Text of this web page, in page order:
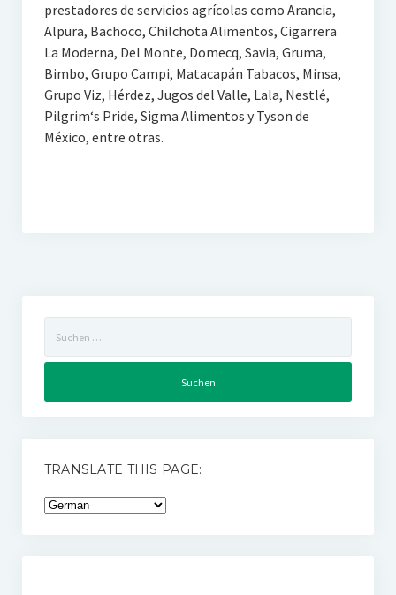
prestadores de servicios agrícolas como Arancia,
Alpura, Bachoco, Chilchota Alimentos, Cigarrera
La Moderna, Del Monte, Domecq, Savia, Gruma,
Bimbo, Grupo Campi, Matacapán Tabacos, Minsa,
Grupo Viz, Hérdez, Jugos del Valle, Lala, Nestlé,
Pilgrim‘s Pride, Sigma Alimentos y Tyson de
México, entre otras.
nach:
TRANSLATE THIS PAGE: